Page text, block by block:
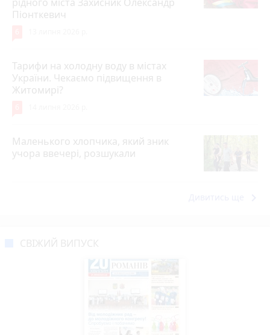
Піонткевич
Тарифи на холодну воду в містах
України. Чекаємо підвищення в
Житомирі?
Маленького хлопчика, який зник
учора ввечері, розшукали